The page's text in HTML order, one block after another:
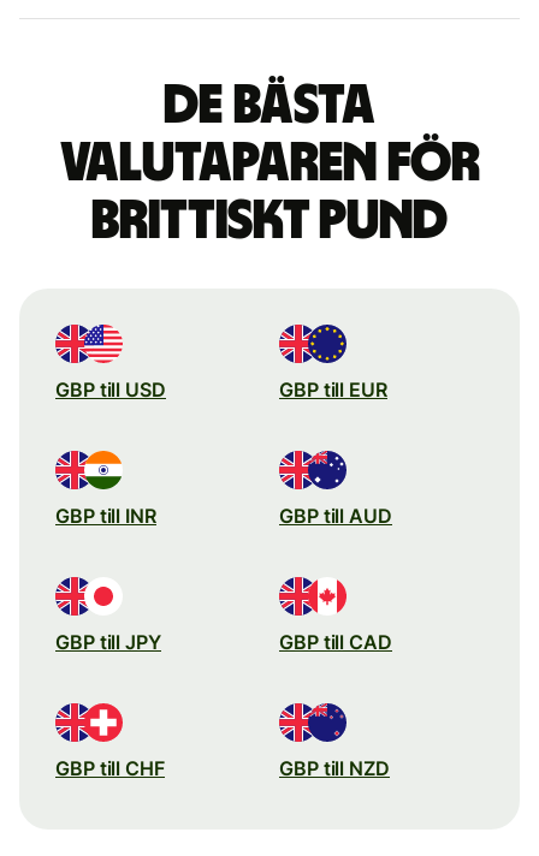
De bästa
valutaparen för
brittiskt pund
GBP till USD GBP till EUR
GBP till INR GBP till AUD
GBP till JPY GBP till CAD
GBP till CHF GBP till NZD